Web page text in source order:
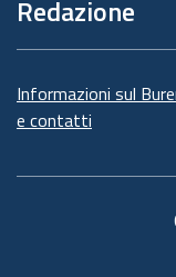
Redazione
Informazioni sul
e contatti